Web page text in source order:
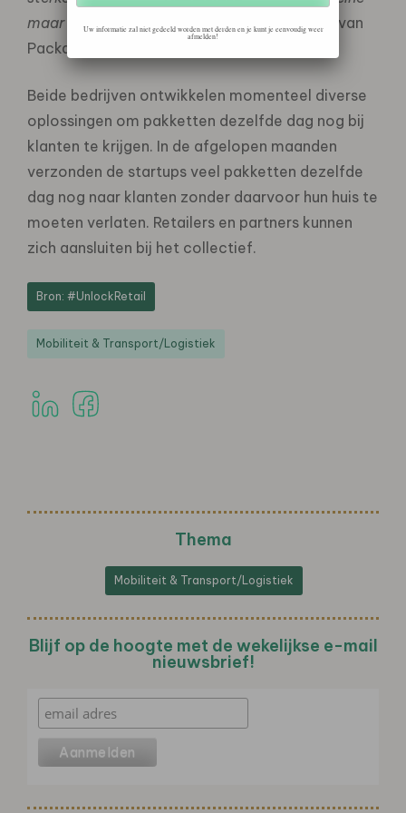
maar ook grote retailers
”, aldus Axel Dekker van
Packaly.
Beide bedrijven ontwikkelen momenteel diverse
oplossingen om pakketten dezelfde dag nog bij
klanten te krijgen. In de afgelopen maanden
verzonden de startups veel pakketten dezelfde
dag nog naar klanten zonder daarvoor hun huis te
moeten verlaten. Retailers en partners kunnen
zich aansluiten bij het collectief.
Bron: #UnlockRetail
Mobiliteit & Transport/Logistiek
Thema
Mobiliteit & Transport/Logistiek
Blijf op de hoogte met de wekelijkse e-mail
nieuwsbrief!
Uw informatie zal niet gedeeld worden met derden en je kunt je eenvoudig weer
afmelden!